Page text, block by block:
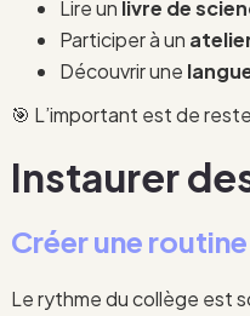
Lire un livre de
Participer à un
Découvrir une
🎯 L’important est de
Instaurer
Créer une
Le rythme du collège est